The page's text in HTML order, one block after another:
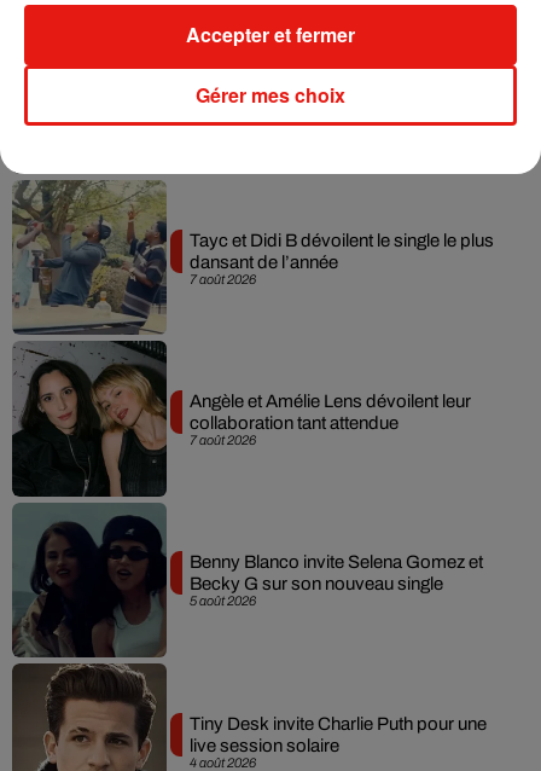
Sensation » avec Kylie Minogue
7 août 2026
Tayc et Didi B dévoilent le single le plus
dansant de l’année
7 août 2026
Angèle et Amélie Lens dévoilent leur
collaboration tant attendue
5 août 2026
Benny Blanco invite Selena Gomez et
Becky G sur son nouveau single
4 août 2026
Tiny Desk invite Charlie Puth pour une
live session solaire
Gérer mes choix
Accepter et fermer